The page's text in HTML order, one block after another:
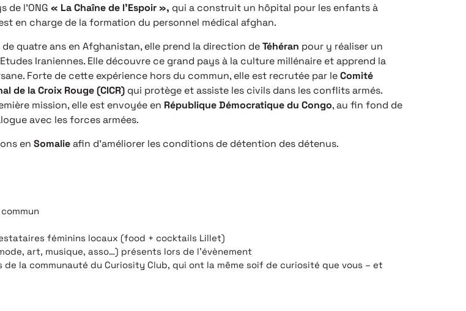
de l’ONG « La Chaîne de l’Espoir », qui a construit un hôpital pour les enfants à
en charge de la formation du personnel médical afghan.
de quatre ans en Afghanistan, elle prend la direction deTéhéran pour y réaliser un
Iraniennes. Elle découvre ce grand pays à la culture millénaire et apprend la
Forte de cette expérience hors du commun, elle est recrutée par leComité
de la Croix Rouge (CICR) qui protège et assiste les civils dans les conflits armés.
mission, elle est envoyée en République Démocratique du Congo, au fin fond de
avec les forces armées.
en Somalieafin d’améliorer les conditions de détention des détenus.
féminins locaux (food + cocktails Lillet)
art, musique, asso…) présents lors de l’évènement
la communauté du Curiosity Club, qui ont la même soif de curiosité que vous – et